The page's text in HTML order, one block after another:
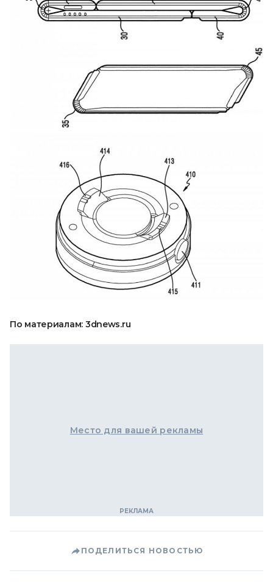
По материалам: 3dnews.ru
Место для вашей рекламы
ПОДЕЛИТЬСЯ НОВОСТЬЮ